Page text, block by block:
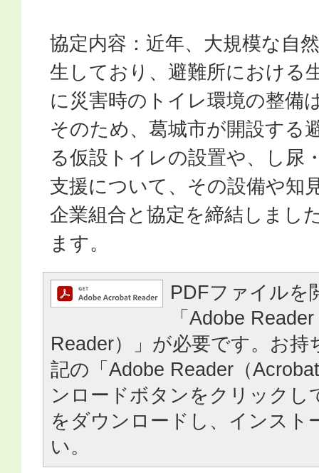
協定内容：近年、大規模な自
生しており、避難所における
に災害時のトイレ環境の整備
そのため、葛城市が開設する
る仮設トイレの設置や、し尿
支援について、その設備や知
企業組合と協定を締結しまし
ます。
PDFファイルを
「Adobe
Reader）」が必要です。お持
記の「Adobe Reader（
ンロードボタンをクリックし
をダウンロードし、インスト
い。